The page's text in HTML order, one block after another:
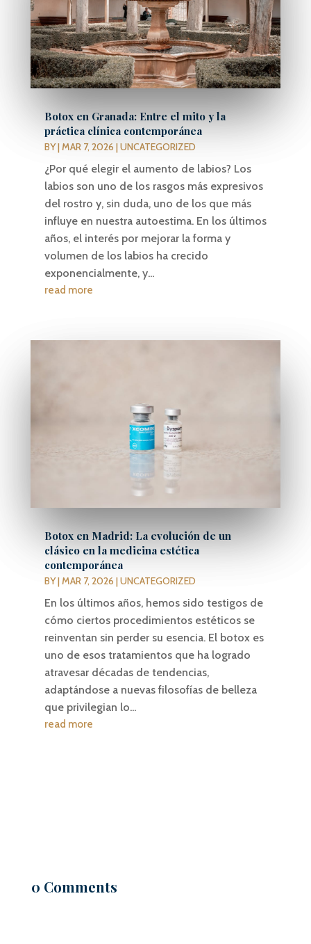
Botox en Granada: Entre el mito y la
práctica clínica contemporánea
BY|MAR 7, 2026 |UNCATEGORIZED
¿Por qué elegir el aumento de labios? Los
labios son uno de los rasgos más expresivos
del rostro y, sin duda, uno de los que más
influye en nuestra autoestima. En los últimos
años, el interés por mejorar la forma y
volumen de los labios ha crecido
exponencialmente, y...
read more
Botox en Madrid: La evolución de un
clásico en la medicina estética
contemporánea
BY|MAR 7, 2026 |UNCATEGORIZED
En los últimos años, hemos sido testigos de
cómo ciertos procedimientos estéticos se
reinventan sin perder su esencia. El botox es
uno de esos tratamientos que ha logrado
atravesar décadas de tendencias,
adaptándose a nuevas filosofías de belleza
que privilegian lo...
read more
0 Comments